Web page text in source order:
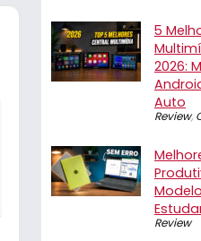
5
2026:
Auto
Review,
Review